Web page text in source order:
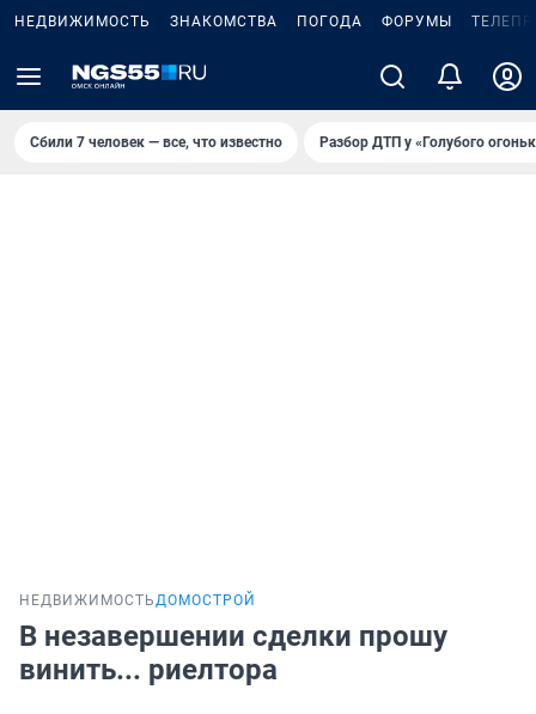
НЕДВИЖИМОСТЬ ЗНАКОМСТВА ПОГОДА ФОРУМЫ
Сбили 7 человек — все, что известно Разбор ДТП у «Голубого
НЕДВИЖИМОСТЬДОМОСТРОЙ
В незавершении сделки прошу
винить... риелтора